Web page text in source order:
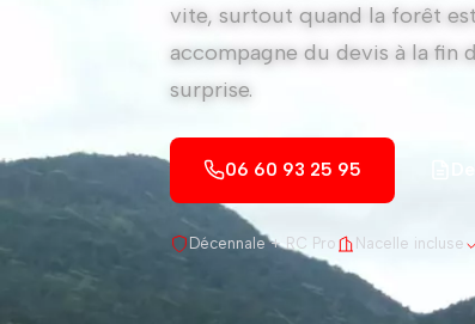
vite, surtout quand la forêt
accompagne du devis à la fin
surprise.
06 60 93 25 95
Décennale + RC Pro Nacelle incluse